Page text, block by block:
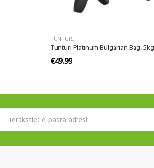
TUNTURI
Tunturi Platinum Bulgarian Bag, 5kg
€49.99